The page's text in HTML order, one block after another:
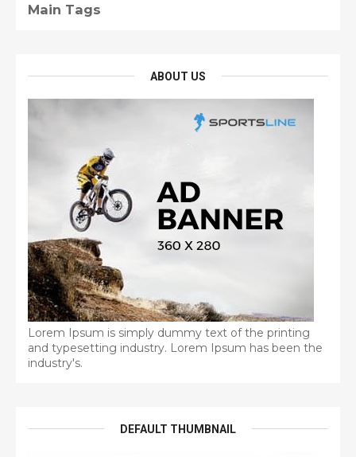
Main Tags
ABOUT US
Lorem Ipsum is simply dummy text of the printing
and typesetting industry. Lorem Ipsum has been the
industry's.
DEFAULT THUMBNAIL